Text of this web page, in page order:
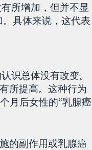
所增加，但并不显
具体来说，这代表
识总体没有改变。
所提高。这种行为
月后女性的“乳腺癌
的副作用或乳腺癌